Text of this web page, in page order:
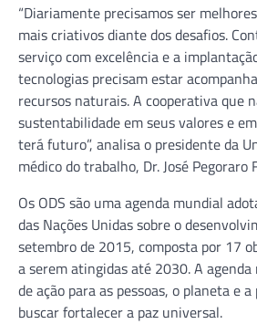
“Diariamente precisamos ser
mais criativos diante dos desafios.
serviço com excelência e a
tecnologias precisam estar
recursos naturais. A cooperativa que
sustentabilidade em seus valores e
terá futuro”, analisa o presidente da
médico do trabalho, Dr. José Pegoraro
Os ODS são uma agenda mundial
das Nações Unidas sobre o
setembro de 2015, composta por 17
a serem atingidas até 2030. A
de ação para as pessoas, o planeta e
buscar fortalecer a paz universal.